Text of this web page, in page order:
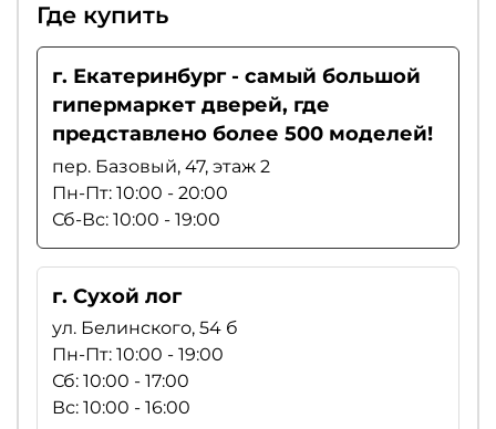
Где купить
г. Екатеринбург - самый большой
гипермаркет дверей, где
представлено более 500 моделей!
пер. Базовый, 47, этаж 2
Пн-Пт: 10:00 - 20:00
Сб-Вс: 10:00 - 19:00
г. Сухой лог
ул. Белинского, 54 б
Пн-Пт: 10:00 - 19:00
Сб: 10:00 - 17:00
Вс: 10:00 - 16:00